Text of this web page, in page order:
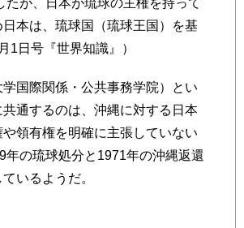
が、日本が琉球の主権を持って
本は、琉球国（琉球王国）を基
1日号『世界知識』）
国際関係・公共事務学院）とい
通するのは、沖縄に対する日本
領有権を明確に主張していない
の琉球処分と1971年の沖縄返還
いるようだ。